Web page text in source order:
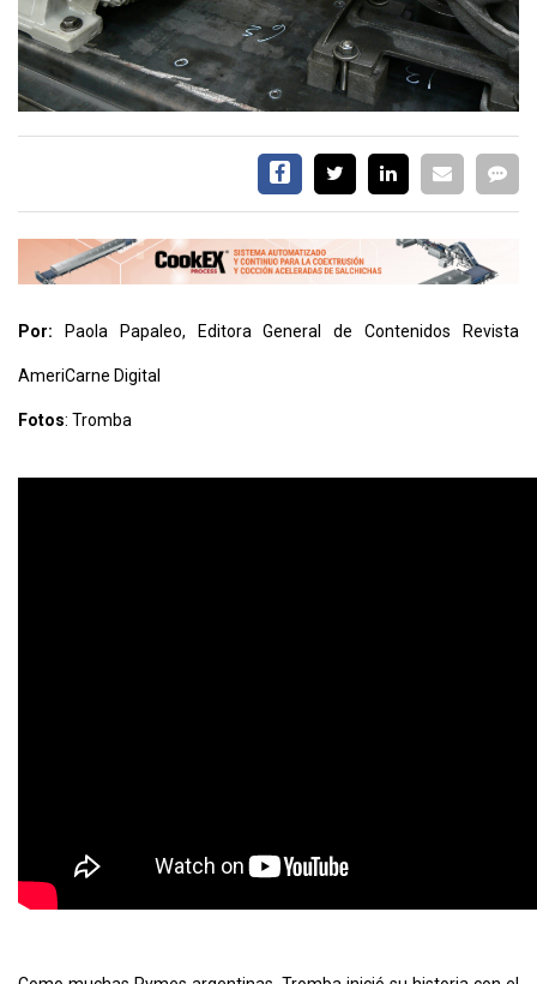
CALENDARIO
MEDIA KIT
CONTÁCTENOS
TÉRMINOS
Por: Paola Papaleo, Editora General de Contenidos Revista
AmeriCarne Digital
Fotos: Tromba